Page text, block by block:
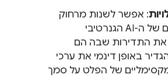
: אפשר לשנות מרחוק
את המודלים של ה-AI הגנרטיבי
את התדירות שבה הם
באופן דינמי את ערכי
של הפלט על סמך